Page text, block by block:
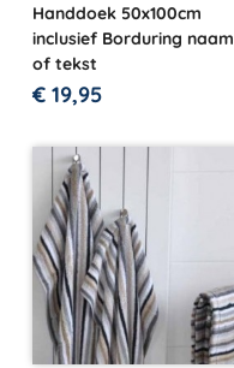
Handdoek 50x100cm
inclusief Borduring naam
of tekst
€ 19,95